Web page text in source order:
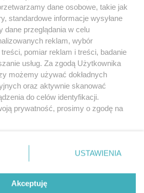
PRYWATNOŚCI HOSTING
RSS FACEBOOK KONTAKT
Nasze serwisy
Muzyka i kultura
Archiwum wydarzeń
Zdjęcia miasta
dane osobowe, takie jak
standardowe informacje wysyłane
dane przeglądania w celu
reklam, wybór
pomiar reklam i treści, badanie
usług. Za zgodą Użytkownika
możemy używać dokładnych
oraz aktywnie skanować
do celów identyfikacji.
prywatność, prosimy o zgodę na
dolnym rogu strony
. Niektóre
będą miały zastosowania tylko
USTAWIENIA
Akceptuję